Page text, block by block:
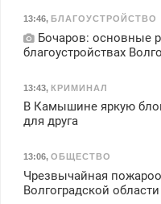
13:46, БЛАГОУСТРОЙСТВО
Бочаров: основные
благоустройствах
13:43, КРИМИНАЛ
В Камышине яркую
для друга
13:06, ОБЩЕСТВО
Чрезвычайная
Волгоградской области